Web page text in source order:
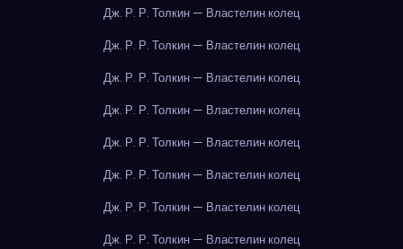
Дж. Р. Р. Толкин — Властелин колец
Дж. Р. Р. Толкин — Властелин колец
Дж. Р. Р. Толкин — Властелин колец
Дж. Р. Р. Толкин — Властелин колец
Дж. Р. Р. Толкин — Властелин колец
Дж. Р. Р. Толкин — Властелин колец
Дж. Р. Р. Толкин — Властелин колец
Дж. Р. Р. Толкин — Властелин колец